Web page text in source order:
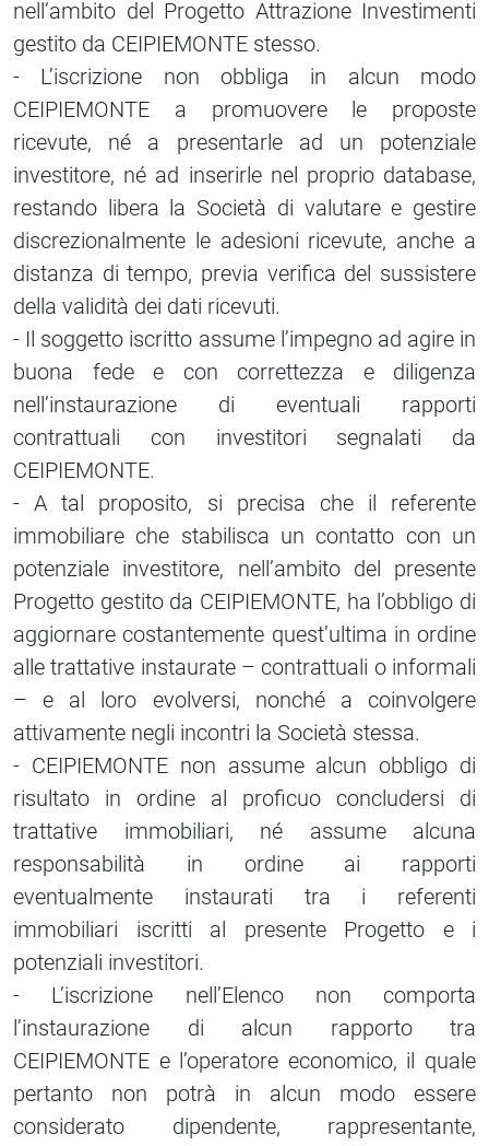
nell’ambito del Progetto Attrazione Investimenti
gestito da CEIPIEMONTE stesso.
- L’iscrizione non obbliga in alcun modo
CEIPIEMONTE a promuovere le proposte
ricevute, né a presentarle ad un potenziale
investitore, né ad inserirle nel proprio database,
restando libera la Società di valutare e gestire
discrezionalmente le adesioni ricevute, anche a
distanza di tempo, previa verifica del sussistere
della validità dei dati ricevuti.
- Il soggetto iscritto assume l’impegno ad agire in
buona fede e con correttezza e diligenza
nell’instaurazione di eventuali rapporti
contrattuali con investitori segnalati da
CEIPIEMONTE.
- A tal proposito, si precisa che il referente
immobiliare che stabilisca un contatto con un
potenziale investitore, nell’ambito del presente
Progetto gestito da CEIPIEMONTE, ha l’obbligo di
aggiornare costantemente quest’ultima in ordine
alle trattative instaurate – contrattuali o informali
– e al loro evolversi, nonché a coinvolgere
attivamente negli incontri la Società stessa.
- CEIPIEMONTE non assume alcun obbligo di
risultato in ordine al proficuo concludersi di
trattative immobiliari, né assume alcuna
responsabilità in ordine ai rapporti
eventualmente instaurati tra i referenti
immobiliari iscritti al presente Progetto e i
potenziali investitori.
- L’iscrizione nell’Elenco non comporta
l’instaurazione di alcun rapporto tra
CEIPIEMONTE e l’operatore economico, il quale
pertanto non potrà in alcun modo essere
considerato dipendente, rappresentante,